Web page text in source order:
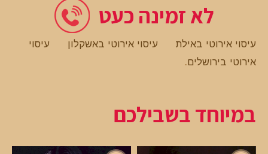
לא זמינה כעט
עיסוי אירוטי באילת עיסוי אירוטי באשקלון
עיסוי
אירוטי בירושלים.
במיוחד בשבילכם